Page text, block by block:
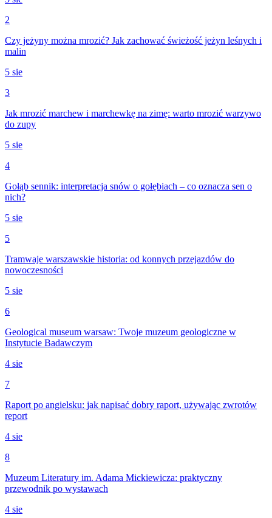
2
Czy jeżyny można mrozić? Jak zachować świeżość jeżyn leśnych i
malin
5 sie
3
Jak mrozić marchew i marchewkę na zimę: warto mrozić warzywo
do zupy
5 sie
4
Gołąb sennik: interpretacja snów o gołębiach – co oznacza sen o
nich?
5 sie
5
Tramwaje warszawskie historia: od konnych przejazdów do
nowoczesności
5 sie
6
Geological museum warsaw: Twoje muzeum geologiczne w
Instytucie Badawczym
4 sie
7
Raport po angielsku: jak napisać dobry raport, używając zwrotów
report
4 sie
8
Muzeum Literatury im. Adama Mickiewicza: praktyczny
przewodnik po wystawach
4 sie